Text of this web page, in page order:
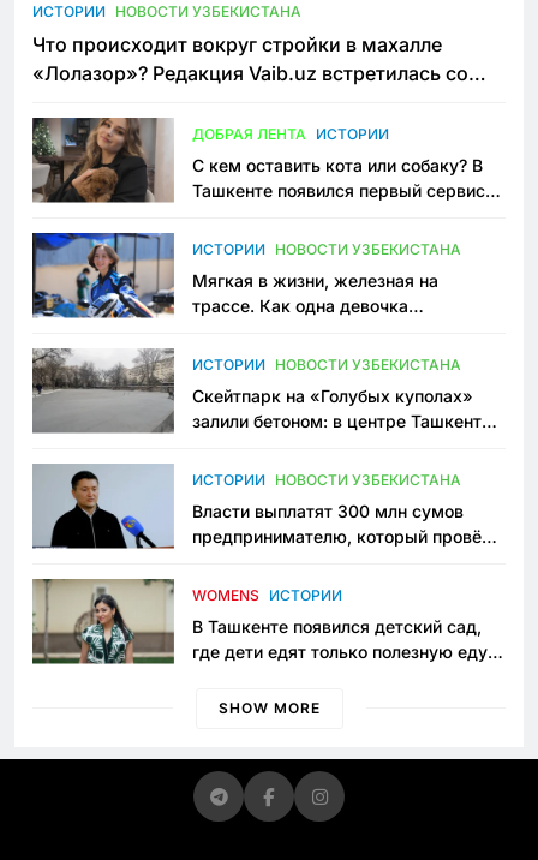
ИСТОРИИ НОВОСТИ УЗБЕКИСТАНА
Что происходит вокруг стройки в махалле
«Лолазор»? Редакция Vaib.uz встретилась со
ДОБРАЯ ЛЕНТА ИСТОРИИ
С кем оставить кота или собаку? В
Ташкенте появился первый сервис
ИСТОРИИ НОВОСТИ УЗБЕКИСТАНА
Мягкая в жизни, железная на
трассе. Как одна девочка
Узбекистане
ИСТОРИИ НОВОСТИ УЗБЕКИСТАНА
Скейтпарк на «Голубых куполах»
залили бетоном: в центре Ташкента
пространство
ИСТОРИИ НОВОСТИ УЗБЕКИСТАНА
Власти выплатят 300 млн сумов
предпринимателю, который провёл
приговору
WOMENS ИСТОРИИ
В Ташкенте появился детский сад,
где дети едят только полезную еду.
просить «кашу без сахара»
SHOW MORE